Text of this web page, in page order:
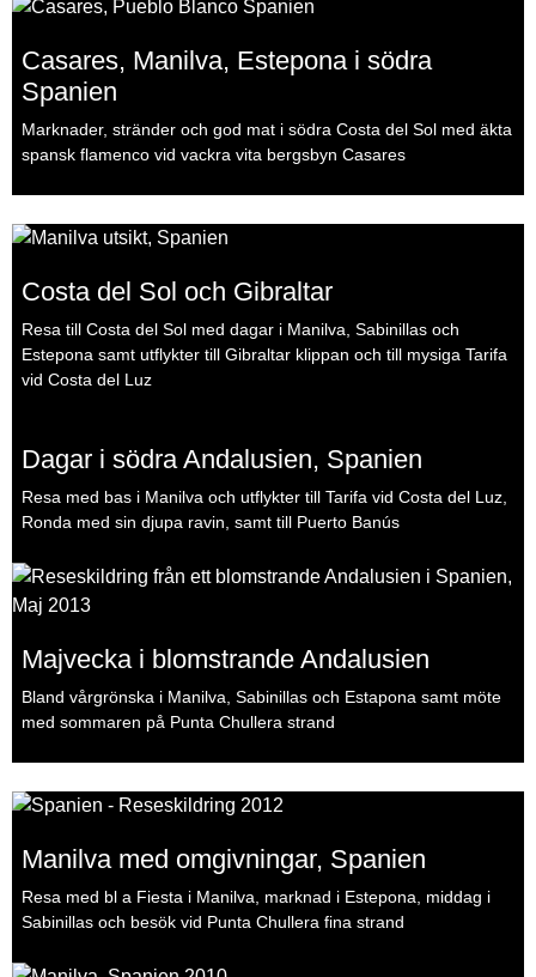
Casares, Manilva, Estepona i södra
Spanien
Marknader, stränder och god mat i södra Costa del Sol med äkta
spansk flamenco vid vackra vita bergsbyn Casares
Costa del Sol och Gibraltar
Resa till Costa del Sol med dagar i Manilva, Sabinillas och
Estepona samt utflykter till Gibraltar klippan och till mysiga Tarifa
vid Costa del Luz
Dagar i södra Andalusien, Spanien
Resa med bas i Manilva och utflykter till Tarifa vid Costa del Luz,
Ronda med sin djupa ravin, samt till Puerto Banús
Majvecka i blomstrande Andalusien
Bland vårgrönska i Manilva, Sabinillas och Estapona samt möte
med sommaren på Punta Chullera strand
Manilva med omgivningar, Spanien
Resa med bl a Fiesta i Manilva, marknad i Estepona, middag i
Sabinillas och besök vid Punta Chullera fina strand